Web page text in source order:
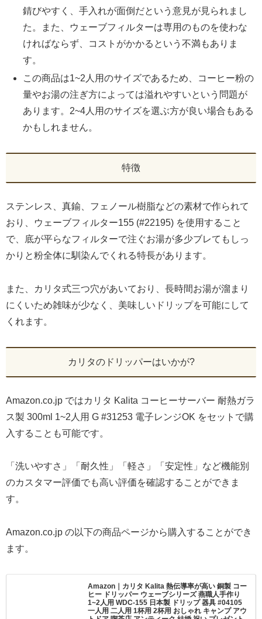
錆びやすく、手入れが面倒だという意見が見られまし
た。また、ウェーブフィルターは専用のものを使わな
ければならず、コストがかかるという不満もありま
す。
この商品は1~2人用のサイズであるため、コーヒー粉の
量やお湯の注ぎ方によっては溢れやすいという問題が
あります。2~4人用のサイズを選ぶ方が良い場合もある
かもしれません。
特徴
ステンレス、真鍮、フェノール樹脂などの素材で作られて
おり、ウェーブフィルター155 (#22195) を使用すること
で、底が平らなフィルターで注ぐお湯が多少ブレてもしっ
かりと粉全体に馴染んでくれる特長があります。
また、カリタ式三つ穴があいており、長時間お湯が溜まり
にくいため雑味が少なく、美味しいドリップを可能にして
くれます。
カリタのドリッパーはいかが?
Amazon.co.jp ではカリタ Kalita コーヒーサーバー 耐熱ガラ
ス製 300ml 1~2人用 G #31253 電子レンジOK をセットで購
入することも可能です。
「洗いやすさ」「耐久性」「軽さ」「安定性」など機能別
のカスタマー評価でも高い評価を確認することができま
す。
Amazon.co.jp の以下の商品ページから購入することができ
ます。
Amazon｜カリタ Kalita 熱伝導率が高い 銅製 コー
ヒー ドリッパー ウェーブシリーズ 燕職人手作り
1~2人用 WDC-155 日本製 ドリップ 器具 #04105
一人用 二人用 1杯用 2杯用 おしゃれ キャンプ アウ